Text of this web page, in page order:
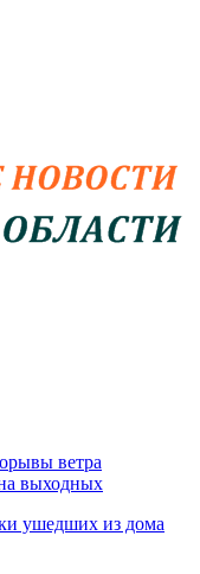
ветра
выходных
ушедших из дома